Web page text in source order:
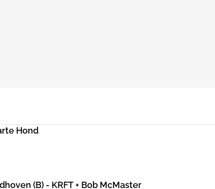
Hond
(B) - KRFT + Bob McMaster